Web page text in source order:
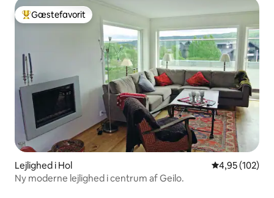
Bedste gæstefavorit
Gæstefavorit
Lejlighed i Hol 4,95 ud af 5 i
4,95 (102)
Ny moderne lejlighed i centrum af Geilo.